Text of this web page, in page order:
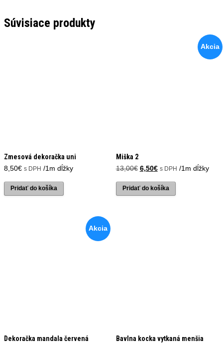
Súvisiace produkty
Zmesová dekoračka uni
8,50€ s DPH /1m dĺžky
Pridať do košíka
Akcia
Miška 2
13,00€ Pôvodná
bola:
13,00€.
6,50€Aktuálna
je:
6,50€.
s DPH /1m dĺžky
Pridať do košíka
Akcia
Dekoračka mandala červená
Bavlna kocka vytkaná menšia